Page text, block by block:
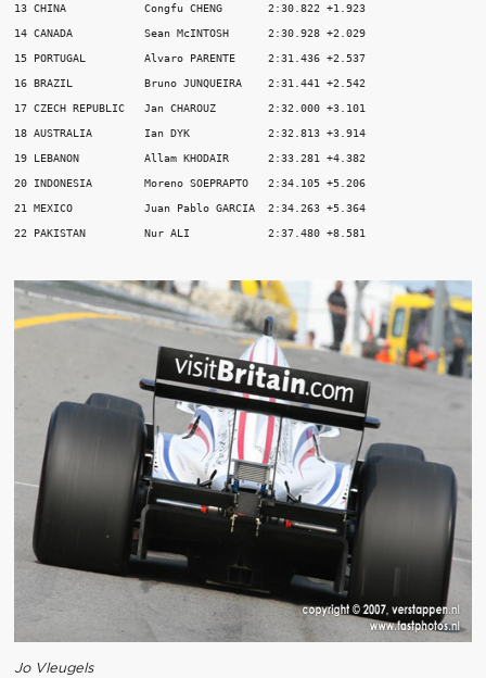
13 CHINA            Congfu CHENG       2:30.822 +1.923
14 CANADA           Sean McINTOSH      2:30.928 +2.029
15 PORTUGAL         Alvaro PARENTE     2:31.436 +2.537
16 BRAZIL           Bruno JUNQUEIRA    2:31.441 +2.542
17 CZECH REPUBLIC   Jan CHAROUZ        2:32.000 +3.101
18 AUSTRALIA        Ian DYK            2:32.813 +3.914
19 LEBANON          Allam KHODAIR      2:33.281 +4.382
20 INDONESIA        Moreno SOEPRAPTO   2:34.105 +5.206
21 MEXICO           Juan Pablo GARCIA  2:34.263 +5.364
Jo Vleugels